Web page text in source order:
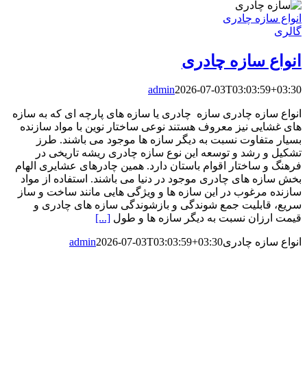
انواع سازه چادری
گالری
انواع سازه چادری
admin2026-07-03T03:03:59+03:30
انواع سازه چادری سازه چادری یا سازه های پارچه ای که به سازه
های غشایی نیز معروف هستند نوعی ساختار نوین با مواد سازنده
بسیار متفاوت نسبت به دیگر سازه ها موجود می باشند. طرز
تشکیل و رشد و توسعه این نوع سازه چادری ریشه تاریخی در
فرهنگ و ساختار اقوام باستان دارد. همین چادرهای عشایری الهام
بخش سازه های چادری موجود در دنیا می باشند. استفاده از مواد
سازنده مرغوب در این سازه ها و ویژگی هایی مانند ساخت و ساز
سریع، قابلیت جمع شوندگی و بازشوندگی سازه های چادری و
قیمت ارزان نسبت به دیگر سازه ها و طول [...]
انواع سازه چادری admin2026-07-03T03:03:59+03:30